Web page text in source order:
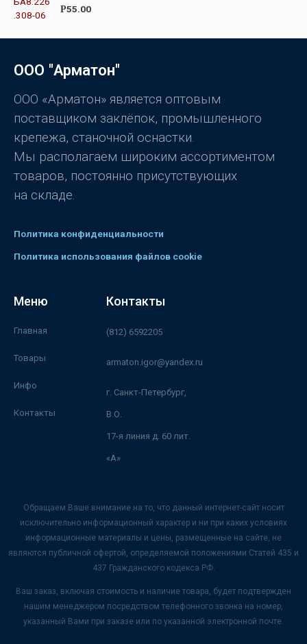
и
О
и
з
Р55.00
ООО "Арматон"
ООО «Арматон» является оптовым
поставщиком заклёпок, промышленного
крепежа, станочной оснастки.
Мы располагаем широким ассортиментом
товаров, постоянно присутствующих
на складе.
Политика конфиденциальности
Политика использования файлов cookie
Меню
Главная
Товары
Инфо
Контакты
Контакты
(812) 6592205
armaton.igor@yandex.ru
г. Санкт-Петербург,
В.О.
17-я линия д. 60 лит.
«А»
Обращаем Ваше внимание на то, что данный интернет-сайт носит
исключительно информационный характер и ни при каких условиях
информационные материалы и цены, размещенные на сайте, не
являются публичной офертой, определяемой положениями Статей 435 и
437 Гражданского кодекса РФ.
Ваш заказ, включая стоимость и наличие товара, будет подтвержден
нашим менеджером посредством телефонного звонка на номер,
указанный Вами при заказе или по указанной электронной почте.